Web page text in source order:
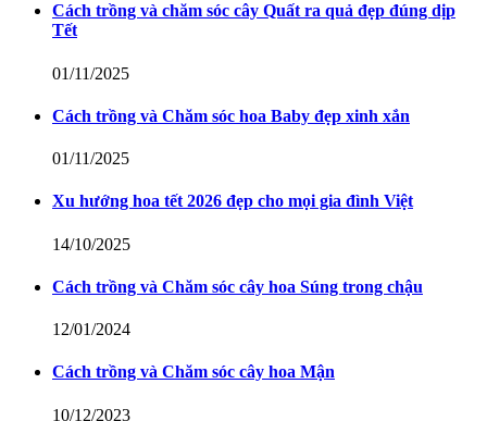
Cách trồng và chăm sóc cây Quất ra quả đẹp đúng dịp
Tết
01/11/2025
Cách trồng và Chăm sóc hoa Baby đẹp xinh xắn
01/11/2025
Xu hướng hoa tết 2026 đẹp cho mọi gia đình Việt
14/10/2025
Cách trồng và Chăm sóc cây hoa Súng trong chậu
12/01/2024
Cách trồng và Chăm sóc cây hoa Mận
10/12/2023